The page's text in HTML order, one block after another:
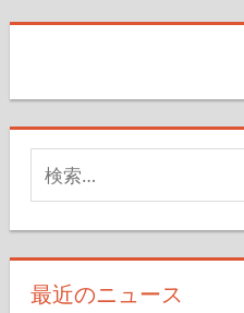
ペ
ー
送
り
索
対
象:
最近のニュース